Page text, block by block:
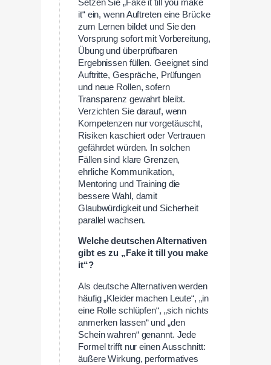
Setzen Sie „Fake it till you make
it“ ein, wenn Auftreten eine Brücke
zum Lernen bildet und Sie den
Vorsprung sofort mit Vorbereitung,
Übung und überprüfbaren
Ergebnissen füllen. Geeignet sind
Auftritte, Gespräche, Prüfungen
und neue Rollen, sofern
Transparenz gewahrt bleibt.
Verzichten Sie darauf, wenn
Kompetenzen nur vorgetäuscht,
Risiken kaschiert oder Vertrauen
gefährdet würden. In solchen
Fällen sind klare Grenzen,
ehrliche Kommunikation,
Mentoring und Training die
bessere Wahl, damit
Glaubwürdigkeit und Sicherheit
parallel wachsen.
Welche deutschen Alternativen
gibt es zu „Fake it till you make
it“?
Als deutsche Alternativen werden
häufig „Kleider machen Leute“, „in
eine Rolle schlüpfen“, „sich nichts
anmerken lassen“ und „den
Schein wahren“ genannt. Jede
Formel trifft nur einen Ausschnitt:
äußere Wirkung, performatives